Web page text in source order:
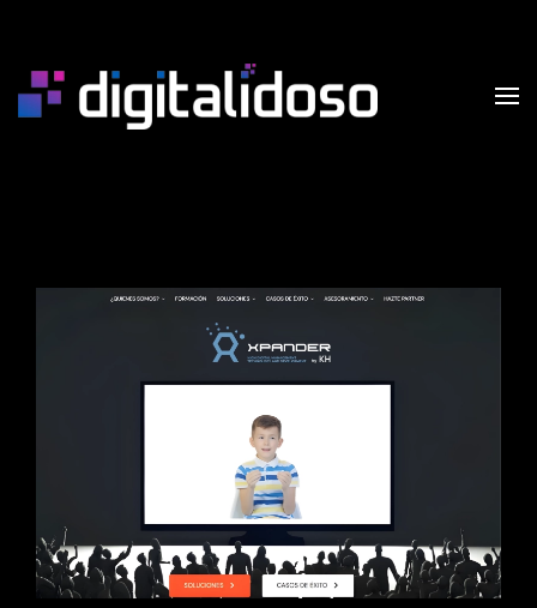
Skip to main content